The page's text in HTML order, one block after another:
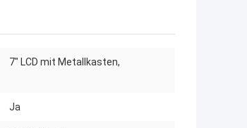
7" LCD mit Metallkasten,
Ja